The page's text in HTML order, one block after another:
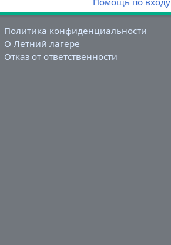
Политика конфиденциальности
О Летний лагере
Отказ от ответственности